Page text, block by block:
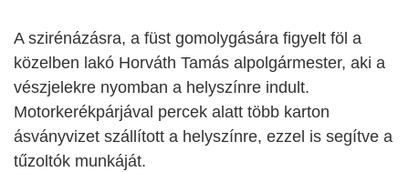
A szirénázásra, a füst gomolygására figyelt föl a
közelben lakó Horváth Tamás alpolgármester, aki a
vészjelekre nyomban a helyszínre indult.
Motorkerékpárjával percek alatt több karton
ásványvizet szállított a helyszínre, ezzel is segítve a
tűzoltók munkáját.